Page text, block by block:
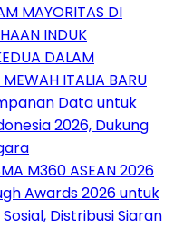
MAYORITAS DI
INDUK
DALAM
ITALIA BARU
Data untuk
2026, Dukung
M360 ASEAN 2026
Awards 2026 untuk
Distribusi Siaran